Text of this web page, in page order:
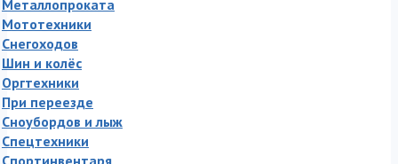
Металлопроката
Мототехники
Снегоходов
Шин и колёс
Оргтехники
При переезде
Сноубордов и лыж
Спецтехники